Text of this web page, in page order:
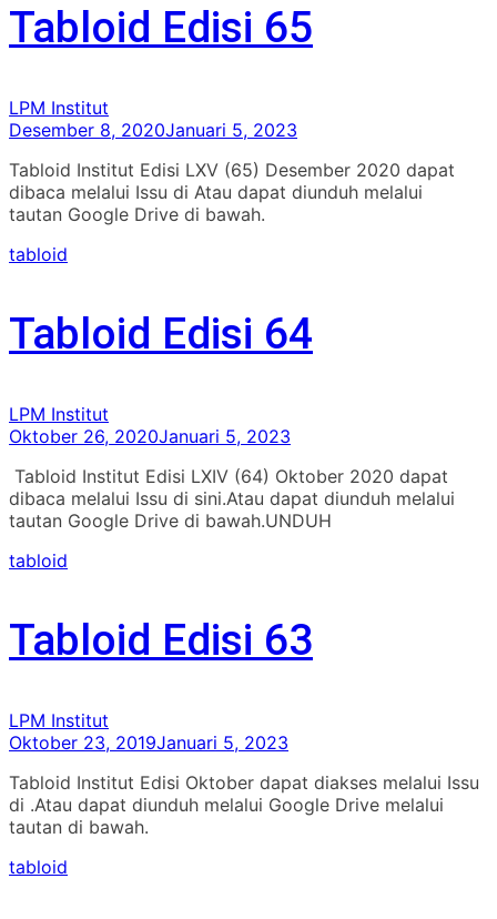
Tabloid Edisi 65
LPM Institut
Desember 8, 2020Januari 5, 2023
Tabloid Institut Edisi LXV (65) Desember 2020 dapat
dibaca melalui Issu di Atau dapat diunduh melalui
tautan Google Drive di bawah.
tabloid
Tabloid Edisi 64
LPM Institut
Oktober 26, 2020Januari 5, 2023
Tabloid Institut Edisi LXIV (64) Oktober 2020 dapat
dibaca melalui Issu di sini.Atau dapat diunduh melalui
tautan Google Drive di bawah.UNDUH
tabloid
Tabloid Edisi 63
LPM Institut
Oktober 23, 2019Januari 5, 2023
Tabloid Institut Edisi Oktober dapat diakses melalui Issu
di .Atau dapat diunduh melalui Google Drive melalui
tautan di bawah.
tabloid